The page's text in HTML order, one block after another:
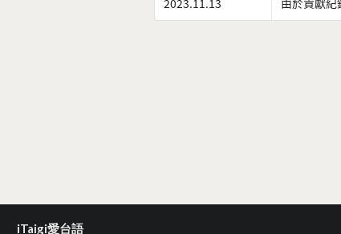
iTaigi愛台語